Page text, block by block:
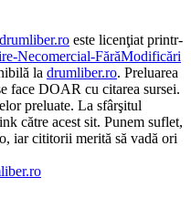
este licenţiat printr-
Necomercial-FărăModificări
la drumliber.ro. Preluarea
face DOAR cu citarea sursei.
preluate. La sfârşitul
către acest sit. Punem suflet,
iar cititorii merită să vadă ori